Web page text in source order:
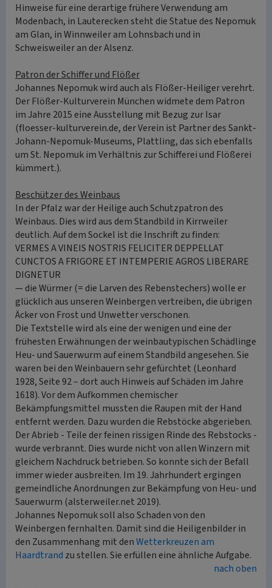
Hinweise für eine derartige frühere Verwendung am
Modenbach, in Lauterecken steht die Statue des Nepomuk
am Glan, in Winnweiler am Lohnsbach und in
Schweisweiler an der Alsenz.
Patron der Schiffer und Flößer
Johannes Nepomuk wird auch als Flößer-Heiliger verehrt.
Der Flößer-Kulturverein München widmete dem Patron
im Jahre 2015 eine Ausstellung mit Bezug zur Isar
(floesser-kulturverein.de, der Verein ist Partner des Sankt-
Johann-Nepomuk-Museums, Plattling, das sich ebenfalls
um St. Nepomuk im Verhältnis zur Schifferei und Flößerei
kümmert.).
Beschützer des Weinbaus
In der Pfalz war der Heilige auch Schutzpatron des
Weinbaus. Dies wird aus dem Standbild in Kirrweiler
deutlich. Auf dem Sockel ist die Inschrift zu finden:
VERMES A VINEIS NOSTRIS FELICITER DEPPELLAT
CUNCTOS A FRIGORE ET INTEMPERIE AGROS LIBERARE
DIGNETUR
— die Würmer (= die Larven des Rebenstechers) wolle er
glücklich aus unseren Weinbergen vertreiben, die übrigen
Äcker von Frost und Unwetter verschonen.
Die Textstelle wird als eine der wenigen und eine der
frühesten Erwähnungen der weinbautypischen Schädlinge
Heu- und Sauerwurm auf einem Standbild angesehen. Sie
waren bei den Weinbauern sehr gefürchtet (Leonhard
1928, Seite 92 – dort auch Hinweis auf Schäden im Jahre
1618). Vor dem Aufkommen chemischer
Bekämpfungsmittel mussten die Raupen mit der Hand
entfernt werden. Dazu wurden die Rebstöcke abgerieben.
Der Abrieb - Teile der feinen rissigen Rinde des Rebstocks -
wurde verbrannt. Dies wurde nicht von allen Winzern mit
gleichem Nachdruck betrieben. So konnte sich der Befall
immer wieder ausbreiten. Im 19. Jahrhundert ergingen
gemeindliche Anordnungen zur Bekämpfung von Heu- und
Sauerwurm (alsterweiler.net 2019).
Johannes Nepomuk soll also Schaden von den
Weinbergen fernhalten. Damit sind die Heiligenbilder in
den Zusammenhang mit denWetterkreuzen am
Haardtrand zu stellen. Sie erfüllen eine ähnliche Aufgabe.
nach oben